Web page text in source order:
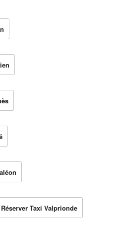
Réserver Taxi Valprionde